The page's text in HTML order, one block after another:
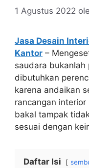
1 Agustus 2022
Jasa Desain
Kantor –
saudara bukanlah
dibutuhkan
karena andaikan
rancangan
bakal tampak
sesuai dengan
Daftar Isi